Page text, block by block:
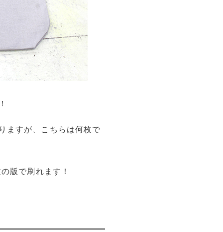
ますが、こちらは何枚で
版で刷れます！